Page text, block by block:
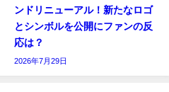
ンドリニューアル！新たなロゴ
とシンボルを公開にファンの反
応は？
2026年7月29日